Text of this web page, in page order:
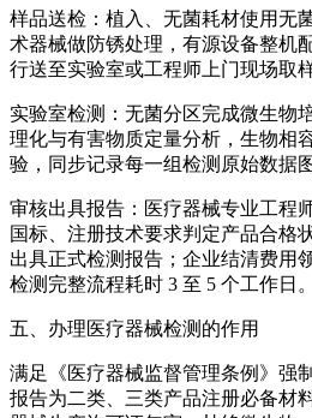
样品送检：植入、无菌耗材使用无
术器械做防锈处理，有源设备整机
行送至实验室或工程师上门现场取样
实验室检测：无菌分区完成微生物
理化与有害物质定量分析，生物相
验，同步记录每一组检测原始数据图
审核出具报告：医疗器械专业工程
国标、注册技术要求判定产品合格
出具正式检测报告；企业结清费用
检测完整流程耗时 3 至 5 个工作日。
五、办理医疗器械检测的作用
满足《医疗器械监督管理条例》强
报告为二类、三类产品注册必备材